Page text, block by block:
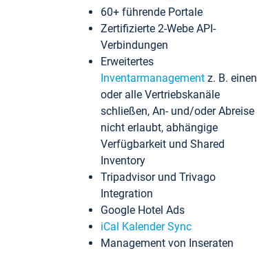
60+ führende Portale
Zertifizierte 2-Webe API-
Verbindungen
Erweitertes
Inventarmanagement z. B. einen
oder alle Vertriebskanäle
schließen, An- und/oder Abreise
nicht erlaubt, abhängige
Verfügbarkeit und Shared
Inventory
Tripadvisor und Trivago
Integration
Google Hotel Ads
iCal Kalender Sync
Management von Inseraten